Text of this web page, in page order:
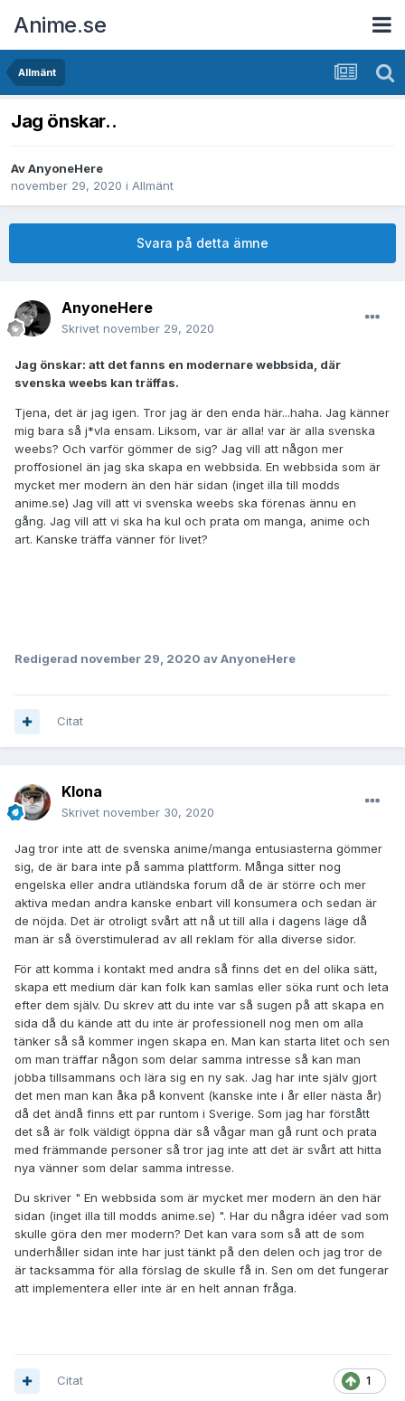
Anime.se
Allmänt
Jag önskar..
AvAnyoneHere
november 29, 2020 i Allmänt
Svara på detta ämne
AnyoneHere
Skrivet november 29, 2020
Jag önskar: att det fanns en modernare webbsida, där
svenska weebs kan träffas.
Tjena, det är jag igen. Tror jag är den enda här...haha. Jag känner
mig bara så j*vla ensam. Liksom, var är alla! var är alla svenska
weebs? Och varför gömmer de sig? Jag vill att någon mer
proffosionel än jag ska skapa en webbsida. En webbsida som är
mycket mer modern än den här sidan (inget illa till modds
anime.se) Jag vill att vi svenska weebs ska förenas ännu en
gång. Jag vill att vi ska ha kul och prata om manga, anime och
art. Kanske träffa vänner för livet?
Redigerad november 29, 2020 av AnyoneHere
Citat
Klona
Skrivet november 30, 2020
Jag tror inte att de svenska anime/manga entusiasterna gömmer
sig, de är bara inte på samma plattform. Många sitter nog
engelska eller andra utländska forum då de är större och mer
aktiva medan andra kanske enbart vill konsumera och sedan är
de nöjda. Det är otroligt svårt att nå ut till alla i dagens läge då
man är så överstimulerad av all reklam för alla diverse sidor.
För att komma i kontakt med andra så finns det en del olika sätt,
skapa ett medium där kan folk kan samlas eller söka runt och leta
efter dem själv. Du skrev att du inte var så sugen på att skapa en
sida då du kände att du inte är professionell nog men om alla
tänker så så kommer ingen skapa en. Man kan starta litet och sen
om man träffar någon som delar samma intresse så kan man
jobba tillsammans och lära sig en ny sak. Jag har inte själv gjort
det men man kan åka på konvent (kanske inte i år eller nästa år)
då det ändå finns ett par runtom i Sverige. Som jag har förstått
det så är folk väldigt öppna där så vågar man gå runt och prata
med främmande personer så tror jag inte att det är svårt att hitta
nya vänner som delar samma intresse.
Du skriver " En webbsida som är mycket mer modern än den här
sidan (inget illa till modds anime.se) ". Har du några idéer vad som
skulle göra den mer modern? Det kan vara som så att de som
underhåller sidan inte har just tänkt på den delen och jag tror de
är tacksamma för alla förslag de skulle få in. Sen om det fungerar
att implementera eller inte är en helt annan fråga.
1
Citat